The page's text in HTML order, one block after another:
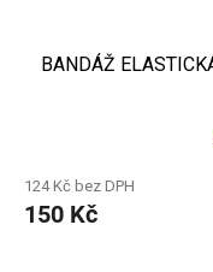
BANDÁŽ
124 Kč bez DPH
150 Kč